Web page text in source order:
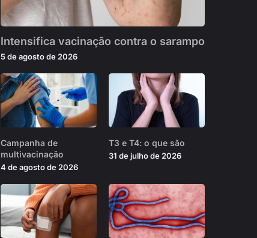
Intensifica vacinação contra o sarampo
5 de agosto de 2026
Campanha de
multivacinação
4 de agosto de 2026
T3 e T4: o que são
31 de julho de 2026